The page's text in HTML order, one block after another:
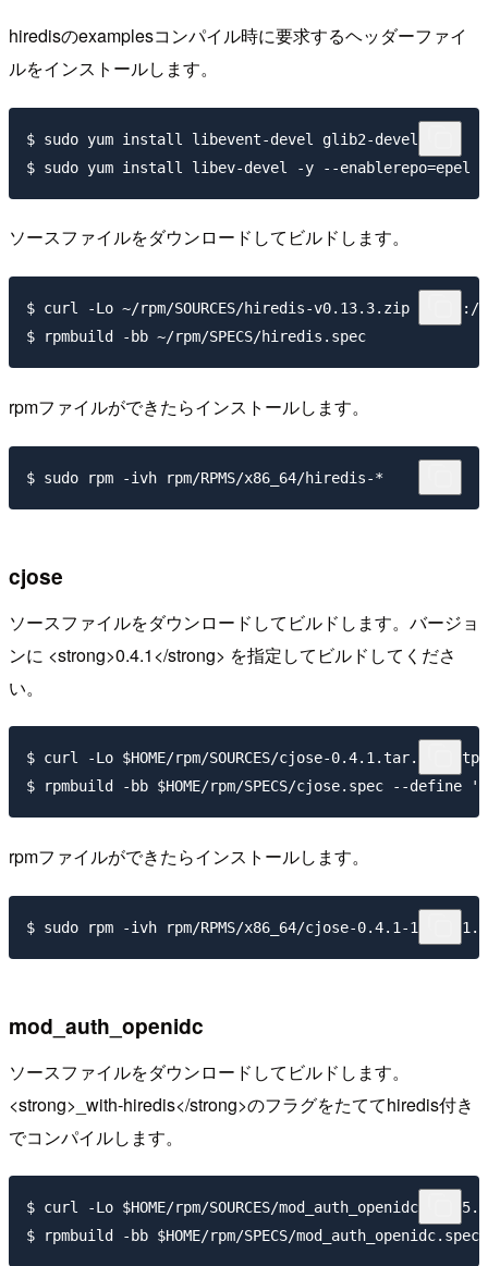
hiredisのexamplesコンパイル時に要求するヘッダーファイ
ルをインストールします。
$ sudo yum install libevent-devel glib2-devel -y
ソースファイルをダウンロードしてビルドします。
$ curl -Lo ~/rpm/SOURCES/hiredis-v0.13.3.zip
rpmファイルができたらインストールします。
cjose
ソースファイルをダウンロードしてビルドします。バージョ
ンに <strong>0.4.1</strong> を指定してビルドしてくださ
い。
$ curl -Lo $HOME/rpm/SOURCES/cjose-0.4.1.tar.gz
rpmファイルができたらインストールします。
mod_auth_openidc
ソースファイルをダウンロードしてビルドします。
<strong>_with-hiredis</strong>のフラグをたててhiredis付き
でコンパイルします。
$ curl -Lo $HOME/rpm/SOURCES/